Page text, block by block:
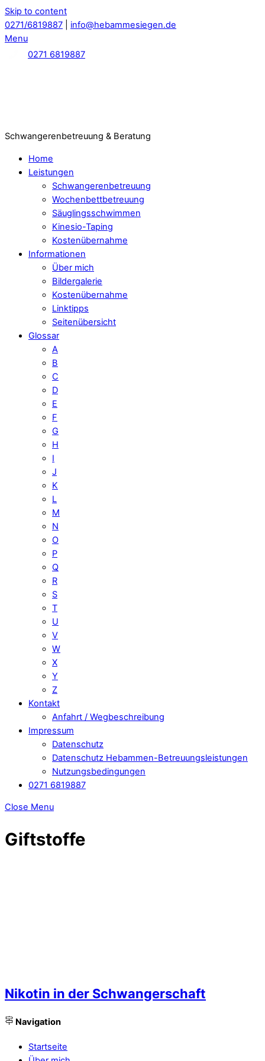
Skip to content
0271/6819887
info@hebammesiegen.de
Menu
0271 6819887
Schwangerenbetreuung & Beratung
Home
Leistungen
Schwangerenbetreuung
Wochenbettbetreuung
Säuglingsschwimmen
Kinesio-Taping
Kostenübernahme
Informationen
Über mich
Bildergalerie
Kostenübernahme
Linktipps
Seitenübersicht
Glossar
A
B
C
D
E
F
G
H
I
J
K
L
M
N
O
P
Q
R
S
T
U
V
W
X
Y
Z
Kontakt
Anfahrt / Wegbeschreibung
Impressum
Datenschutz
Datenschutz Hebammen-Betreuungsleistungen
Nutzungsbedingungen
0271 6819887
Close Menu
Giftstoffe
Nikotin in der Schwangerschaft
Navigation
Startseite